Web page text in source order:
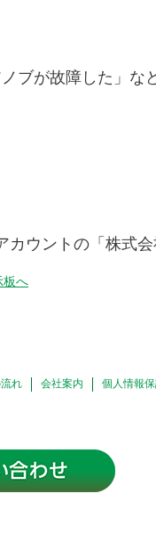
ブが故障した」な
ウントの「株式会
板へ
れ 会社案内 個人情報